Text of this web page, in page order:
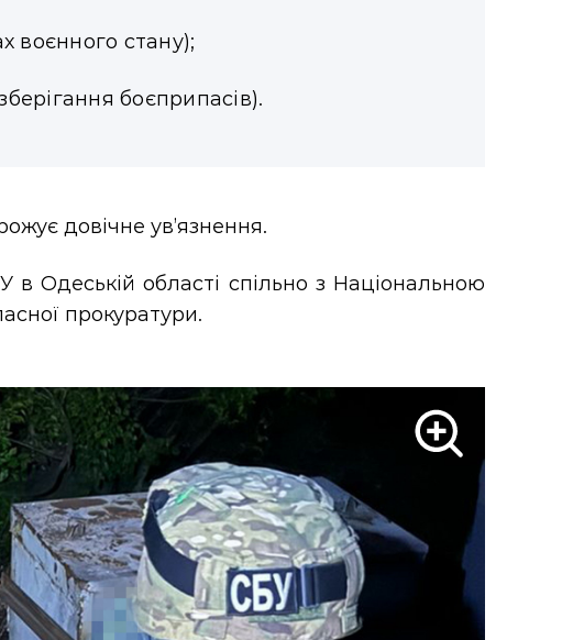
воєнного стану);
боєприпасів).
довічне ув’язнення.
Одеській області спільно з Національною
прокуратури.